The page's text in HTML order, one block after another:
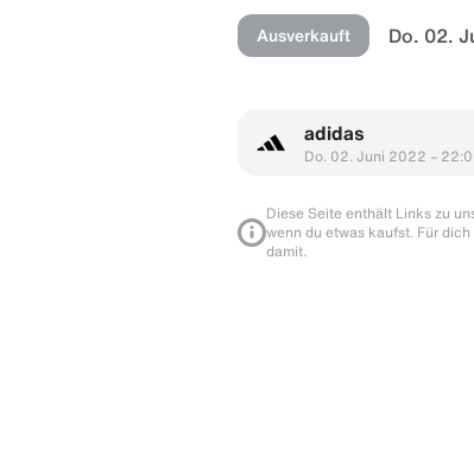
Ausverkauft Do. 02.
adidas
Do. 02. Juni 2022 –
Diese Seite enthält Links zu
wenn du etwas kaufst. Für
damit.